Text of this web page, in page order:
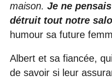
maison. Je ne
détruit tout notre
humour sa future
Albert et sa fiancée,
de savoir si leur